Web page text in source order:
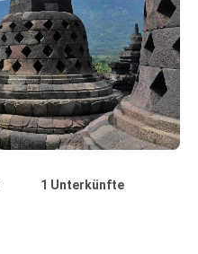
1 Unterkünfte